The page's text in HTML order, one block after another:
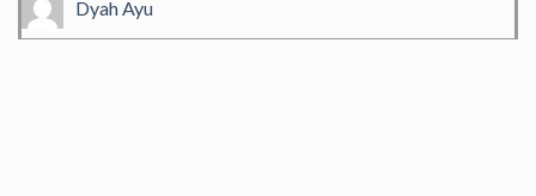
Dyah Ayu